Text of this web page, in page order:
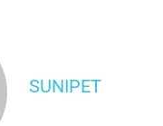
SUNIPET